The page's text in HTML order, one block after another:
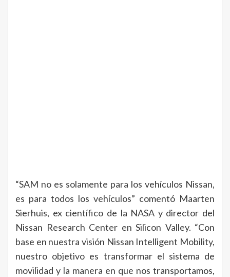
“SAM no es solamente para los vehículos Nissan,
es para todos los vehículos” comentó Maarten
Sierhuis, ex científico de la NASA y director del
Nissan Research Center en Silicon Valley. “Con
base en nuestra visión Nissan Intelligent Mobility,
nuestro objetivo es transformar el sistema de
movilidad y la manera en que nos transportamos,